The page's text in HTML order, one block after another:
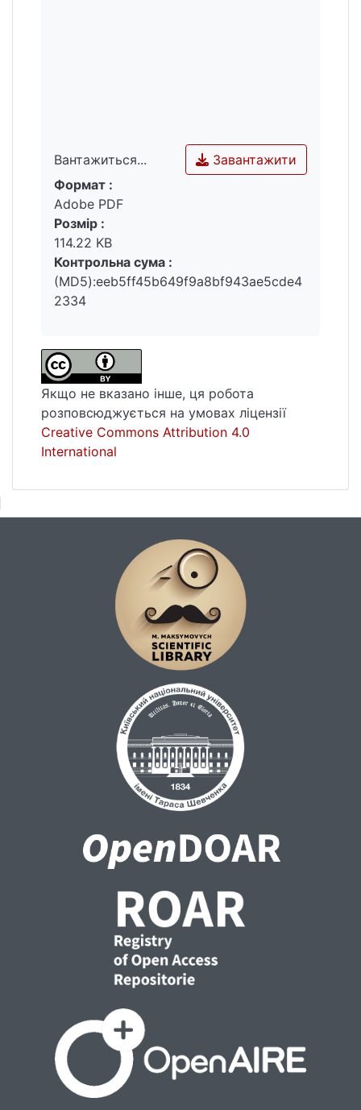
Вантажиться...
Вантажиться...
Завантажити
Формат :
Adobe PDF
Розмір :
114.22 KB
Контрольна сума :
(MD5):eeb5ff45b649f9a8bf943ae5cde4
2334
Якщо не вказано інше, ця робота
розповсюджується на умовах ліцензії
Creative Commons Attribution 4.0
International